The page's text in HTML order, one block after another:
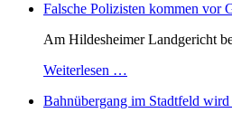
Falsche Polizisten kommen vor
Am Hildesheimer Landgericht
Weiterlesen …
Bahnübergang im Stadtfeld